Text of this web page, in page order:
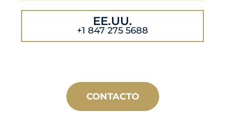
EE.UU.
+1 847 275 5688
CONTACTO